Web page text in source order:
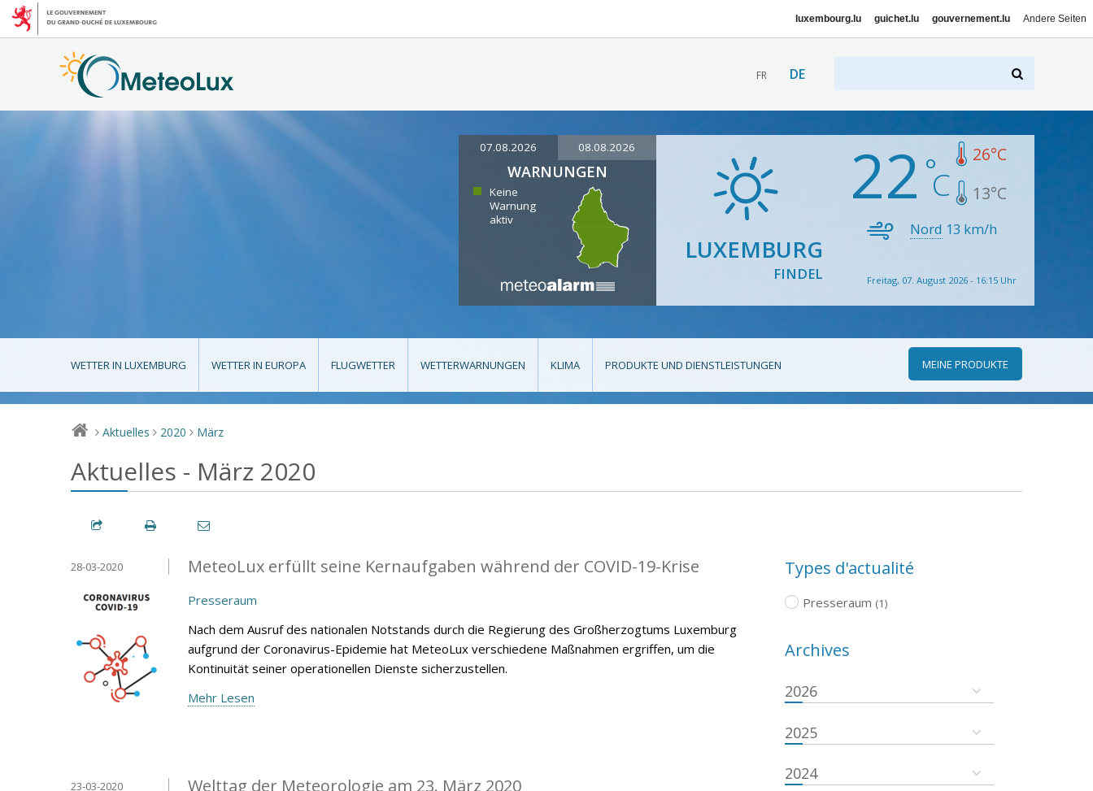
luxembourg.lu guichet.lu gouvernement.lu Andere Seiten
FR DE
07.08.2026 08.08.2026
WARNUNGEN
Keine
Warnung
aktiv
LUXEMBURG
FINDEL
22 26°C
13°C
Nord 13 km/h
Freitag, 07. August 2026 - 16:15 Uhr
WETTER IN LUXEMBURG WETTER IN EUROPA FLUGWETTER WETTERWARNUNGEN KLIMA PRODUKTE UND DIENSTLEISTUNGEN MEINE PRODUKTE
> Aktuelles > 2020 > März
Aktuelles - März 2020
MeteoLux erfüllt seine Kernaufgaben während der COVID-19-Krise
28-03-2020
Presseraum
Nach dem Ausruf des nationalen Notstands durch die Regierung des Großherzogtums Luxemburg
aufgrund der Coronavirus-Epidemie hat MeteoLux verschiedene Maßnahmen ergriffen, um die
Kontinuität seiner operationellen Dienste sicherzustellen.
Mehr Lesen
Welttag der Meteorologie am 23. März 2020
23-03-2020
Types d'actualité
Presseraum (1)
Archives
2026
2025
2024